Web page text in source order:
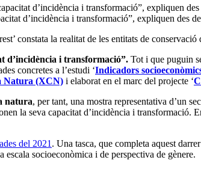
d’incidència i transformació”, expliquen
constata la realitat de les entitats de conservació
d’incidència i transformació”. Tot i que puguin
concretes a l’estudi ‘Indicadors
Natura (XCN) i elaborat en el marc del projecte ‘
natura, per tant, una mostra representativa d’un
la seva capacitat d’incidència i transformació.
del 2021. Una tasca, que completa aquest
escala socioeconòmica i de perspectiva de gènere.